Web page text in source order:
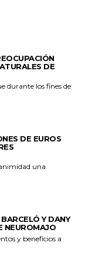
DE
durante los fines de
DE EUROS
una
Y DANY
NEUROMAJO
y beneficios a